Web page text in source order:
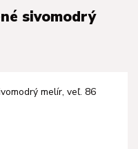
sivomodrý